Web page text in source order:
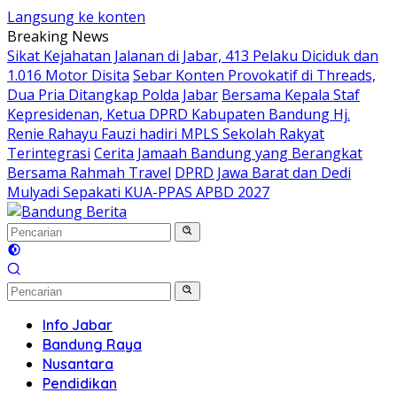
Langsung ke konten
Breaking News
Sikat Kejahatan Jalanan di Jabar, 413 Pelaku Diciduk dan
1.016 Motor Disita Sebar Konten Provokatif di Threads,
Dua Pria Ditangkap Polda Jabar Bersama Kepala Staf
Kepresidenan, Ketua DPRD Kabupaten Bandung Hj.
Renie Rahayu Fauzi hadiri MPLS Sekolah Rakyat
Terintegrasi Cerita Jamaah Bandung yang Berangkat
Bersama Rahmah Travel DPRD Jawa Barat dan Dedi
Mulyadi Sepakati KUA-PPAS APBD 2027
Info Jabar
Bandung Raya
Nusantara
Pendidikan